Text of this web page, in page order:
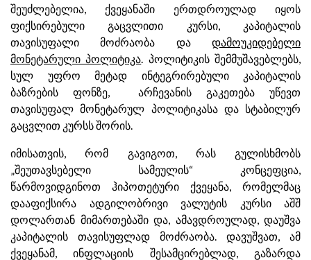
შეუძლებელია, ქვეყანაში ერთდროულად იყოს
ფიქსირებული გაცვლითი კურსი, კაპიტალის
თავისუფალი მოძრაობა და დამოუკიდებელი
მონეტარული პოლიტიკა. პოლიტიკის შემმუშავებლებს,
სულ უფრო მეტად ინტეგრირებული კაპიტალის
ბაზრების ფონზე, არჩევანის გაკეთება უწევთ
თავისუფალ მონეტარულ პოლიტიკასა და სტაბილურ
გაცვლით კურსს შორის.
იმისათვის, რომ გავიგოთ, რას გულისხმობს
„შეუთავსებელი სამეულის“ კონცეფცია,
წარმოვიდგინოთ ჰიპოთეტური ქვეყანა, რომელმაც
დააფიქსირა ადგილობრივი ვალუტის კურსი აშშ
დოლართან მიმართებაში და, ამავდროულად, დაუშვა
კაპიტალის თავისუფლად მოძრაობა. დავუშვათ, ამ
ქვეყანამ, ინფლაციის შესამცირებლად, გაზარდა